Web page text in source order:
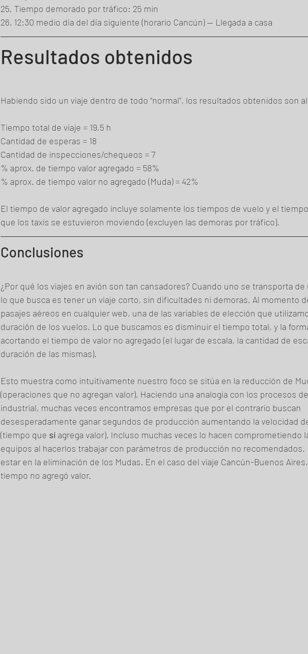
25. Tiempo demorado por tráfico: 25 min
26. 12:30 medio día del día siguiente (horario Cancún) — Llegada a casa
Resultados obtenidos
Habiendo sido un viaje dentro de todo “normal”, los resultados obtenidos son
Tiempo total de viaje = 19,5 h
Cantidad de esperas = 18
Cantidad de inspecciones/chequeos = 7
% aprox. de tiempo valor agregado = 58%
% aprox. de tiempo valor no agregado (Muda) = 42%
El tiempo de valor agregado incluye solamente los tiempos de vuelo y el
que los taxis se estuvieron moviendo (excluyen las demoras por tráfico).
Conclusiones
¿Por qué los viajes en avión son tan cansadores? Cuando uno se transporta de
lo que busca es tener un viaje corto, sin dificultades ni demoras. Al momento
pasajes aéreos en cualquier web, una de las variables de elección que
duración de los vuelos. Lo que buscamos es disminuir el tiempo total, y la
acortando el tiempo de valor no agregado (el lugar de escala, la cantidad de
duración de las mismas).
Esto muestra como intuitivamente nuestro foco se sitúa en la reducción de
(operaciones que no agregan valor). Haciendo una analogía con los procesos
industrial, muchas veces encontramos empresas que por el contrario buscan
desesperadamente ganar segundos de producción aumentando la velocidad
(tiempo que sí agrega valor). Incluso muchas veces lo hacen comprometiendo
equipos al hacerlos trabajar con parámetros de producción no recomendados.
estar en la eliminación de los Mudas. En el caso del viaje Cancún-Buenos
tiempo no agregó valor.